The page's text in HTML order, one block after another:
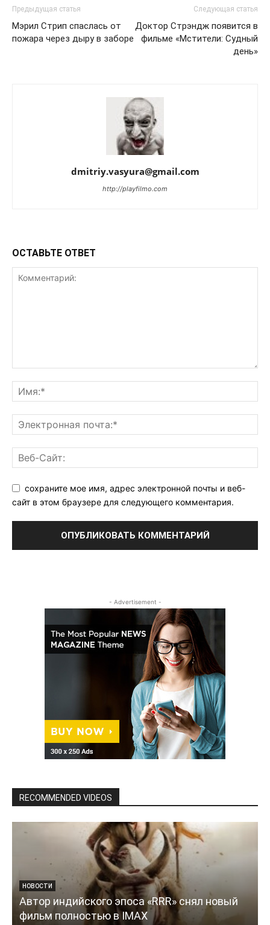
Предыдущая статья
Мэрил Стрип спаслась от
пожара через дыру в заборе
Следующая статья
Доктор Стрэндж появится в
фильме «Мстители: Судный
день»
dmitriy.vasyura@gmail.com
http://playfilmo.com
ОСТАВЬТЕ ОТВЕТ
сохраните мое имя, адрес электронной почты и веб-
сайт в этом браузере для следующего комментария.
- Advertisement -
RECOMMENDED VIDEOS
НОВОСТИ
Автор индийского эпоса «RRR» снял новый
фильм полностью в IMAX